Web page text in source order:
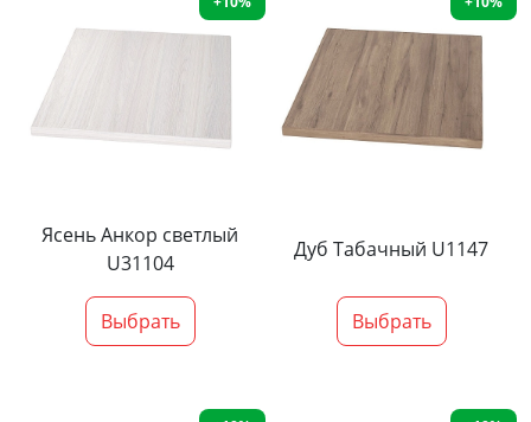
Ясень Анкор светлый
U31104
Выбрать
Дуб Табачный U1147
Выбрать